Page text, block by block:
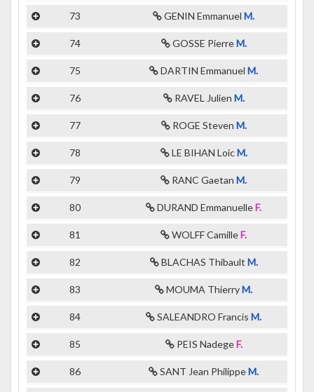
73 GENIN EmmanuelM.
74 GOSSE PierreM.
75 DARTIN EmmanuelM.
76 RAVEL Julien M.
77 ROGE Steven M.
78 LE BIHAN LoicM.
79 RANC GaetanM.
80 DURAND EmmanuelleF.
81 WOLFF CamilleF.
82 BLACHAS Thibault M.
83 MOUMA ThierryM.
84 SALEANDRO FrancisM.
85 PEIS NadegeF.
86 SANT Jean PhilippeM.